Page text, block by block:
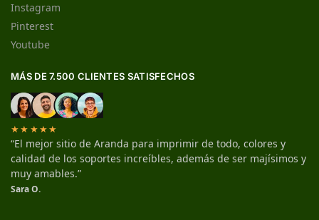
Instagram
Pinterest
Youtube
MÁS DE 7.500 CLIENTES SATISFECHOS
★★★★★
“El mejor sitio de Aranda para imprimir de todo, colores y
calidad de los soportes increíbles, además de ser majísimos y
muy amables.”
Sara O.